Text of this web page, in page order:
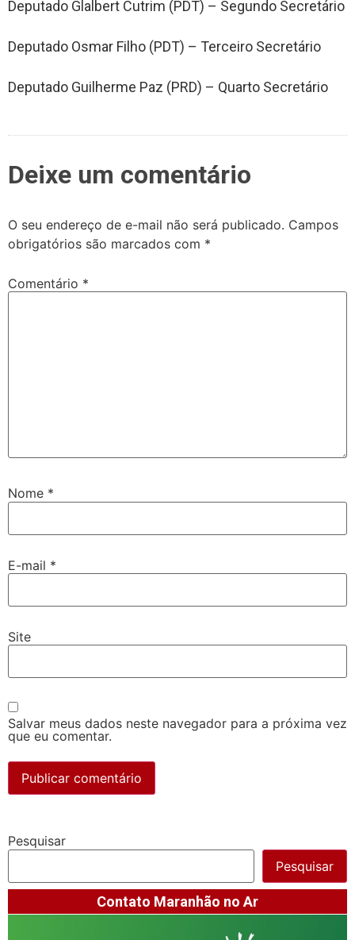
Deputado Glalbert Cutrim (PDT) – Segundo Secretário
Deputado Osmar Filho (PDT) – Terceiro Secretário
Deputado Guilherme Paz (PRD) – Quarto Secretário
Deixe um comentário
O seu endereço de e-mail não será publicado. Campos
obrigatórios são marcados com *
Comentário *
Nome *
E-mail *
Site
Salvar meus dados neste navegador para a próxima vez
que eu comentar.
Pesquisar
Pesquisar
Contato Maranhão no Ar